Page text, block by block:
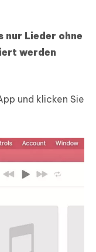
nur Lieder ohne
werden
und klicken Sie